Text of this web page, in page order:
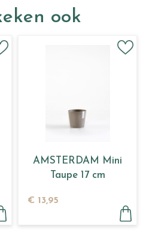
ook
AMSTERDAM Mini
Taupe 17 cm
€ 13,95